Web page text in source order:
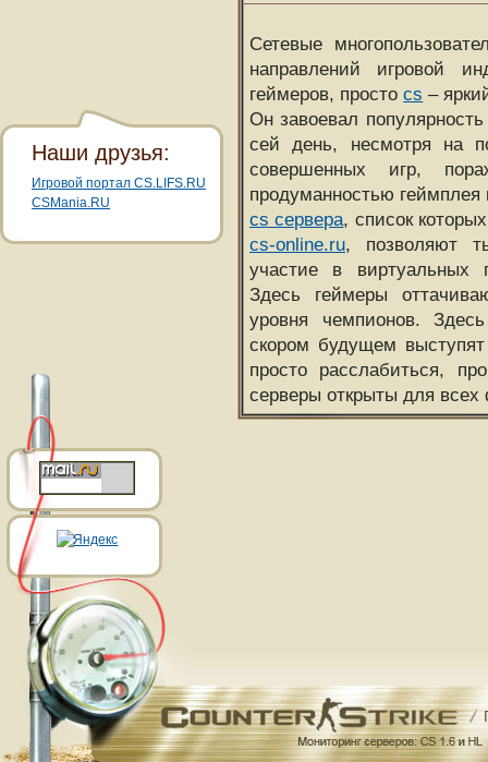
Сетевые
направлений игровой
геймеров, простоcs –
Он завоевал
сей день, несмотря на
совершенных игр,
продуманностью
cs сервера, список
cs-online.ru, позволяют
участие в виртуальных
Здесь геймеры
уровня чемпионов.
скором будущем
просто расслабиться,
серверы открыты для всех
Наши друзья:
Игровой портал CS.LIFS.RU
CSMania.RU